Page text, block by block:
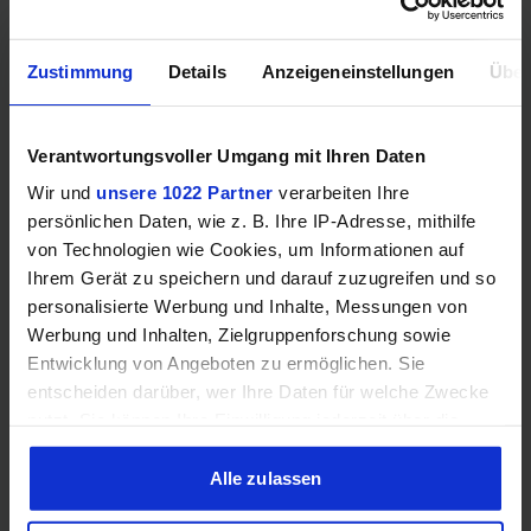
Zustimmung Details Anzeigeneinstellungen
Verantwortungsvoller Umgang mit Ihren Daten
Wir und unsere 1022 Partner verarbeiten Ihre
persönlichen Daten, wie z. B. Ihre IP-Adresse, mithilfe
von Technologien wie Cookies, um Informationen auf
Ihrem Gerät zu speichern und darauf zuzugreifen und so
personalisierte Werbung und Inhalte, Messungen von
Werbung und Inhalten, Zielgruppenforschung sowie
Entwicklung von Angeboten zu ermöglichen. Sie
entscheiden darüber, wer Ihre Daten für welche Zwecke
Cookie-Erklärung oder durch Klicken auf das Privacy
Trigger Symbol ändern oder widerrufen
Alle zulassen
Decoding
AV1 ❌
H.265 ❌ ❌
H.264 ❌ ❌
VP8
API-Unterstützung